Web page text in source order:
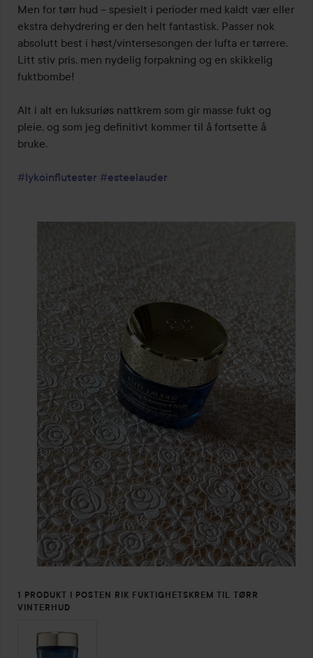
Men for tørr hud – spesielt i perioder med kaldt vær eller
ekstra dehydrering er den helt fantastisk. Passer nok
absolutt best i høst/vintersesongen der lufta er tørrere.
Litt stiv pris, men nydelig forpakning og en skikkelig
fuktbombe!
Alt i alt en luksuriøs nattkrem som gir masse fukt og
pleie, og som jeg definitivt kommer til å fortsette å
bruke.
#lykoinflutester #esteelauder
1 PRODUKT I POSTEN RIK FUKTIGHETSKREM TIL TØRR
VINTERHUD